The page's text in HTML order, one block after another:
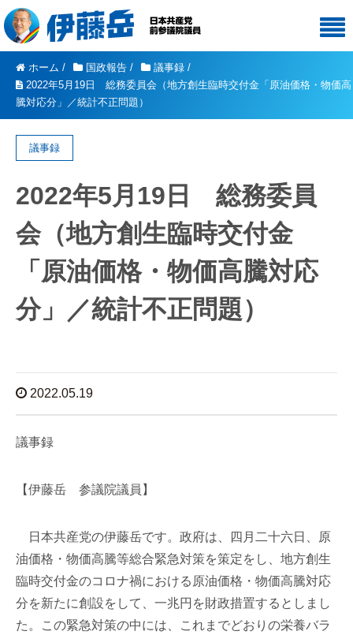
ホーム / 国政報告 / 議事録 /
2022年5月19日 総務委員会（地方創生臨時交付金「原油価格・物価高
騰対応分」／統計不正問題）
議事録
2022年5月19日 総務委員
会（地方創生臨時交付金
「原油価格・物価高騰対応
分」／統計不正問題）
2022.05.19
議事録
【伊藤岳 参議院議員】
日本共産党の伊藤岳です。政府は、四月二十六日、原
油価格・物価高騰等総合緊急対策を策定をし、地方創生
臨時交付金のコロナ禍における原油価格・物価高騰対応
分を新たに創設をして、一兆円を財政措置するとしまし
た。この緊急対策の中には、これまでどおりの栄養バラ